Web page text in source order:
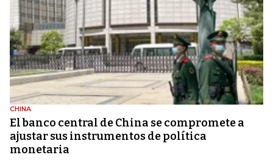
CHINA
El banco central de China se compromete a
ajustar sus instrumentos de política
monetaria